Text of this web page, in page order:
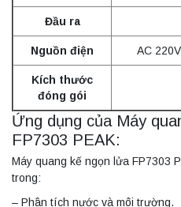
Đầu ra
Nguồn điện AC
Kích thước
đóng gói
Ứng dụng của Máy
FP7303 PEAK:
Máy quang kế ngọn lửa FP7303
trong:
– Phân tích nước và môi trường.